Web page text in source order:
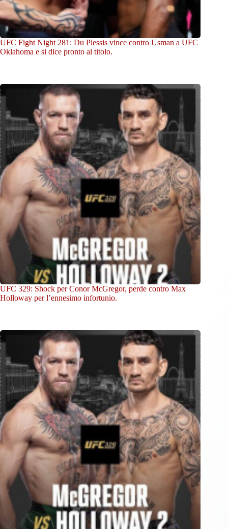
UFC Fight Night 281: Du Plessis vince contro Usman a UFC
Oklahoma e si dice pronto al titolo.
UFC 329: Shock per Conor McGregor, perde contro Max
Holloway per l’ennesimo infortunio.